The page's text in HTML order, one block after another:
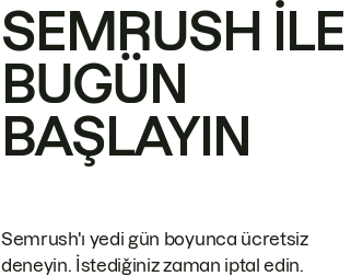
SEMRUSH ILE
BUGÜN
BAŞLAYIN
Semrush'ı yedi gün boyunca ücretsiz
deneyin. İstediğiniz zaman iptal edin.